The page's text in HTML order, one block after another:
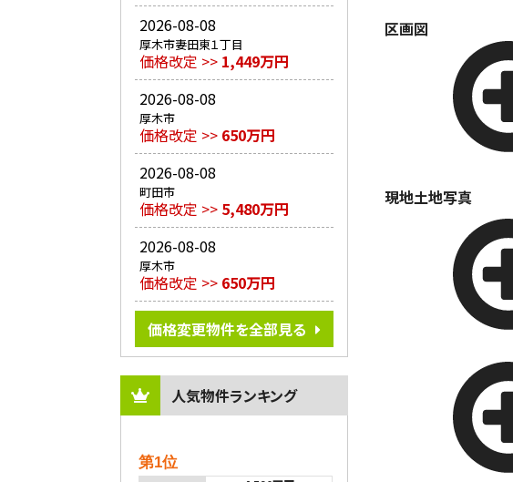
2026-08-08
厚木市妻田東１丁目
価格改定 >> 1,449万円
2026-08-08
厚木市
価格改定 >> 650万円
2026-08-08
町田市
価格改定 >> 5,480万円
2026-08-08
厚木市
価格改定 >> 650万円
価格変更物件を全部見る
人気物件ランキング
第1位
区画図
現地土地写真